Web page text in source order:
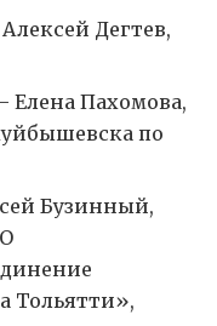
Дегтев,
Пахомова,
по
Бузинный,
Тольятти»,